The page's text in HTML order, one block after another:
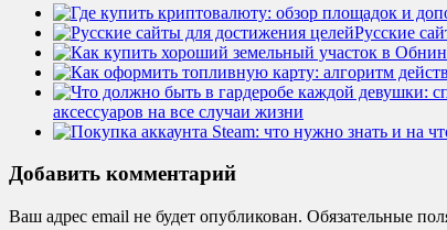
Русские
аксессуаров на все случаи жизни
Добавить комментарий
Ваш адрес email не будет опубликован. Обязательные